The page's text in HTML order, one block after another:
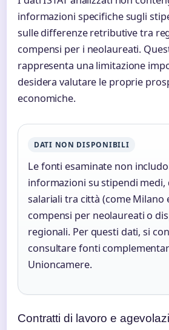
informazioni specifiche sugli
sulle differenze retributive tra
compensi per i neolaureati.
rappresenta una limitazione
desidera valutare le proprie
economiche.
DATI NON DISPONIBILI
Le fonti esaminate non
informazioni su stipendi medi,
salariali tra città (come Milano
compensi per neolaureati o
regionali. Per questi dati, si
consultare fonti
Unioncamere.
Contratti di lavoro e